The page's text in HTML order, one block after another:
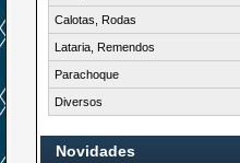
Calotas, Rodas
Lataria, Remendos
Parachoque
Diversos
Novidades